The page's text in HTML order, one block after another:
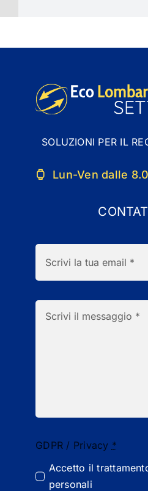
SOLUZIONI PER IL
Lun-Ven dalle
GDPR / Privacy *
Accetto il
personali